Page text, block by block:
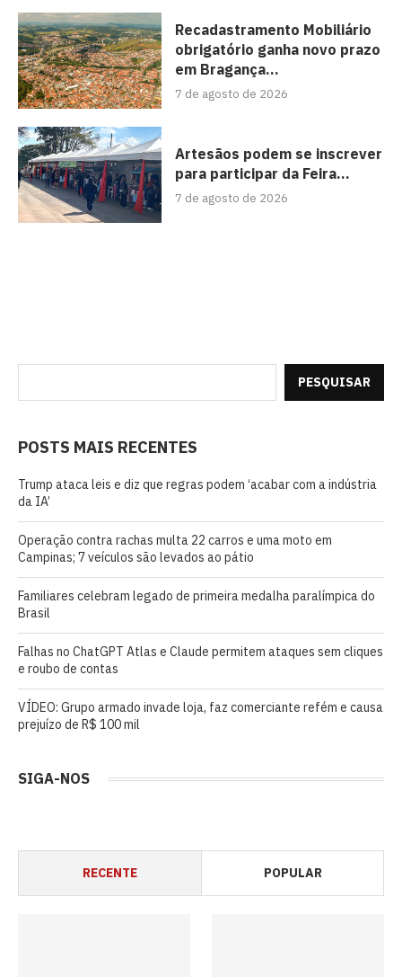
Recadastramento Mobiliário
obrigatório ganha novo prazo
em Bragança...
7 de agosto de 2026
Artesãos podem se inscrever
para participar da Feira...
7 de agosto de 2026
PESQUISAR
POSTS MAIS RECENTES
Trump ataca leis e diz que regras podem ‘acabar com a indústria
da IA’
Operação contra rachas multa 22 carros e uma moto em
Campinas; 7 veículos são levados ao pátio
Familiares celebram legado de primeira medalha paralímpica do
Brasil
Falhas no ChatGPT Atlas e Claude permitem ataques sem cliques
e roubo de contas
VÍDEO: Grupo armado invade loja, faz comerciante refém e causa
prejuízo de R$ 100 mil
SIGA-NOS
RECENTE POPULAR